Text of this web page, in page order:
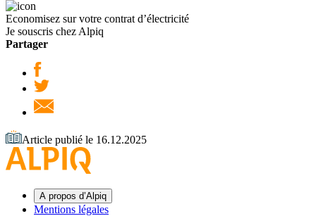
Economisez sur votre contrat d’électricité
Je souscris chez Alpiq
Partager
Article publié le 16.12.2025
A propos d’Alpiq
Mentions légales